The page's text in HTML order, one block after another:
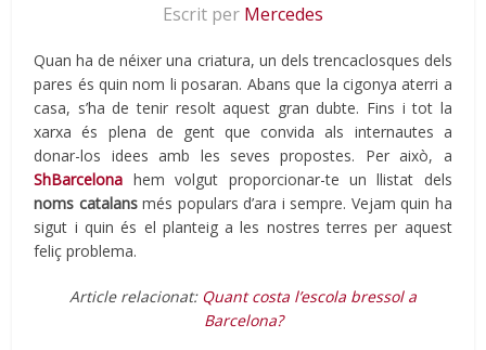
Escrit per Mercedes
Quan ha de néixer una criatura, un dels trencaclosques dels
pares és quin nom li posaran. Abans que la cigonya aterri a
casa, s’ha de tenir resolt aquest gran dubte. Fins i tot la
xarxa és plena de gent que convida als internautes a
donar-los idees amb les seves propostes. Per això, a
ShBarcelona hem volgut proporcionar-te un llistat dels
noms catalansmés populars d’ara i sempre. Vejam quin ha
sigut i quin és el planteig a les nostres terres per aquest
feliç problema.
Article relacionat: Quant costa l’escola bressol a
Barcelona?